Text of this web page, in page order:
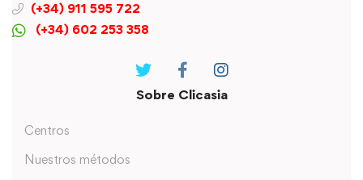
(+34) 911 595 722
(+34) 602 253 358
Sobre Clicasia
Centros
Nuestros métodos